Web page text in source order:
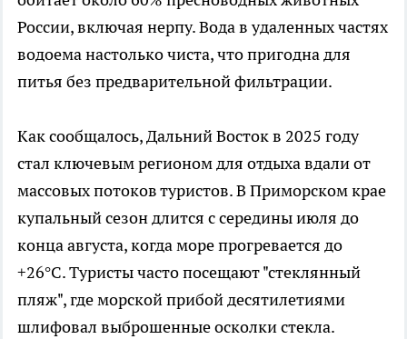
России, включая нерпу. Вода в удаленных частях
водоема настолько чиста, что пригодна для
питья без предварительной фильтрации.
Как сообщалось, Дальний Восток в 2025 году
стал ключевым регионом для отдыха вдали от
массовых потоков туристов. В Приморском крае
купальный сезон длится с середины июля до
конца августа, когда море прогревается до
+26°C. Туристы часто посещают "стеклянный
пляж", где морской прибой десятилетиями
шлифовал выброшенные осколки стекла.